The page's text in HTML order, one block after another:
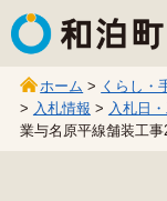
和泊町
ホーム > くらし・
> 入札情報 > 入札日
業与名原平線舗装工事